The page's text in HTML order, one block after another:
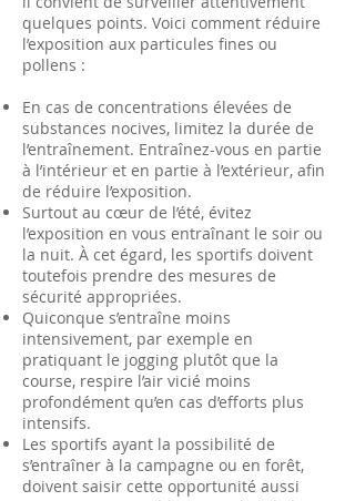
quelques points. Voici comment réduire
l’exposition aux particules fines ou
pollens :
En cas de concentrations élevées de
substances nocives, limitez la durée de
l’entraînement. Entraînez-vous en partie
à l’intérieur et en partie à l’extérieur, afin
de réduire l’exposition.
Surtout au cœur de l’été, évitez
l’exposition en vous entraînant le soir ou
la nuit. À cet égard, les sportifs doivent
toutefois prendre des mesures de
sécurité appropriées.
Quiconque s’entraîne moins
intensivement, par exemple en
pratiquant le jogging plutôt que la
course, respire l’air vicié moins
profondément qu’en cas d’efforts plus
intensifs.
Les sportifs ayant la possibilité de
s’entraîner à la campagne ou en forêt,
doivent saisir cette opportunité aussi